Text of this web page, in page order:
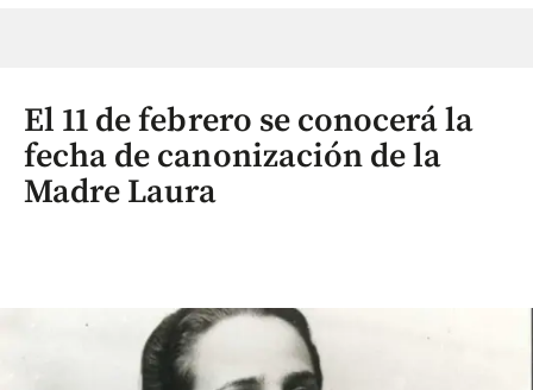
El 11 de febrero se conocerá la
fecha de canonización de la
Madre Laura